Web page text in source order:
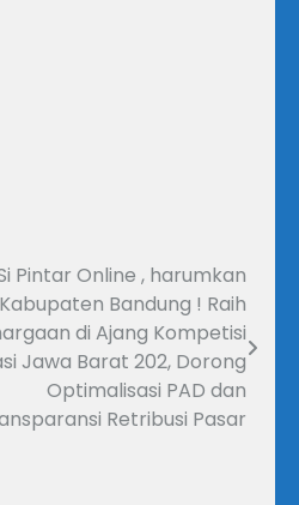
Pintar Online , harumkan
Kabupaten Bandung ! Raih
di Ajang Kompetisi
Jawa Barat 202, Dorong
Optimalisasi PAD dan
Retribusi Pasar